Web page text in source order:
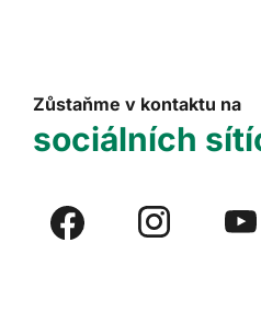
Zůstaňme v kontaktu na
sociálních